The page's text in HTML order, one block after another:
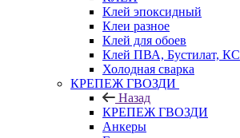
Клей эпоксидный
Клеи разное
Клей для обоев
Клей ПВА, Бустилат, КС
Холодная сварка
КРЕПЕЖ ГВОЗДИ
Назад
КРЕПЕЖ ГВОЗДИ
Анкеры